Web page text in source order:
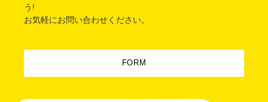
う!
お気軽にお問い合わせください。
FORM